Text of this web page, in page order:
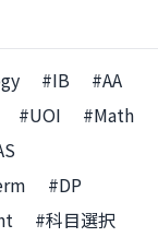
#IB
#AA
#UOI
#Math
#DP
#科目選択